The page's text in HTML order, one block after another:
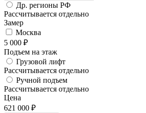
Др. регионы РФ
Рассчитывается отдельно
Замер
Москва
5 000 ₽
Подъем на этаж
Грузовой лифт
Рассчитывается отдельно
Ручной подъем
Рассчитывается отдельно
Цена
621 000 ₽